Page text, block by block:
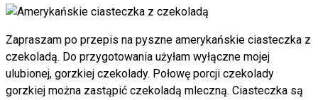
Zapraszam po przepis na pyszne amerykańskie ciasteczka z
czekoladą. Do przygotowania użyłam wyłączne mojej
ulubionej, gorzkiej czekolady. Połowę porcji czekolady
gorzkiej można zastąpić czekoladą mleczną. Ciasteczka są